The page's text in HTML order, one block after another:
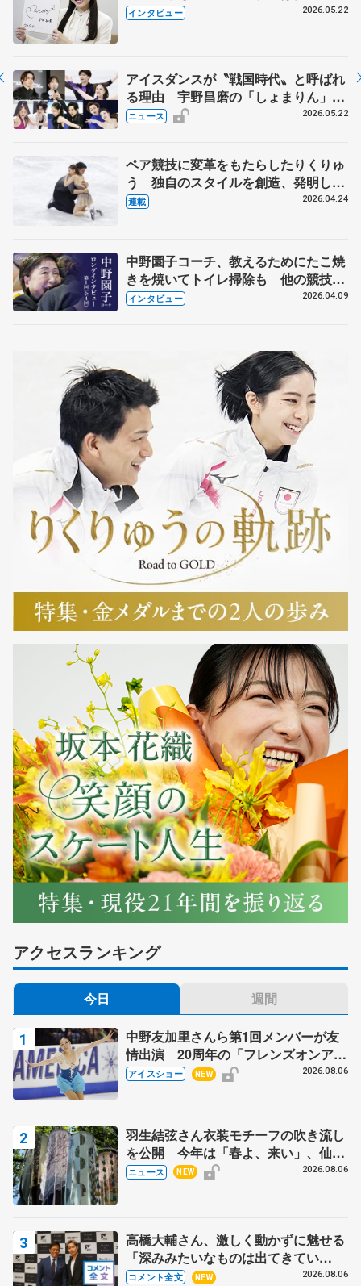
退時の単独インタビューで語った競技
インタビュー 2026.05.22
アイスダンスが〝戦国時代〟と呼ばれ
る理由 宇野昌磨の「しょまりん」ら
実力者が相次いで参戦 国内の競争激
ニュース 2026.05.22
ペア競技に変革をもたらしたりくりゅ
う 独自のスタイルを創造、発明した
【引退発表後②】
連載 2026.04.24
中野園子コーチ、教えるためにたこ焼
きを焼いてトイレ掃除も 他の競技に
も通用するという坂本花織の筋肉
インタビュー 2026.04.09
アクセスランキング
今日 週間
中野友加里さんら第1回メンバーが友
情出演 20周年の「フレンズオンアイ
ス」 宮本賢二さん、有川梨絵さん、
アイスショー NEW 2026.08.06
羽生結弦さん衣装モチーフの吹き流し
を公開 今年は「春よ、来い」、仙台
の瑞鳳殿
ニュース NEW 2026.08.06
高橋大輔さん、激しく動かずに魅せる
「深みみたいなものは出てきてい
る？」 〝兄さん〟と慕うレジェンド
コメント全文 NEW 2026.08.06